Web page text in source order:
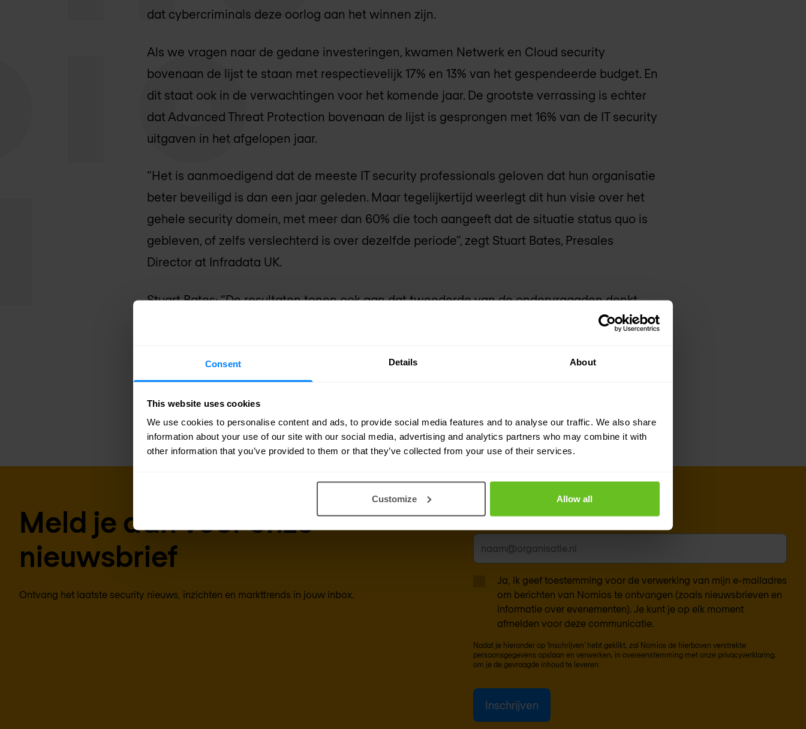
Consent Details About
This website uses cookies
We use cookies to personalise content and ads, to provide social media features and to analyse our traffic. We also share
information about your use of our site with our social media, advertising and analytics partners who may combine it with
other information that you’ve provided to them or that they’ve collected from your use of their services.
Customize Allow all
dat cybercriminals deze oorlog aan het winnen zijn.
Als we vragen naar de gedane investeringen, kwamen Netwerk en Cloud security
bovenaan de lijst te staan met respectievelijk 17% en 13% van het gespendeerde budget. En
dit staat ook in de verwachtingen voor het komende jaar. De grootste verrassing is echter
dat Advanced Threat Protection bovenaan de lijst is gesprongen met 16% van de IT security
uitgaven in het afgelopen jaar.
“Het is aanmoedigend dat de meeste IT security professionals geloven dat hun organisatie
beter beveiligd is dan een jaar geleden. Maar tegelijkertijd weerlegt dit hun visie over het
gehele security domein, met meer dan 60% die toch aangeeft dat de situatie status quo is
gebleven, of zelfs verslechterd is over dezelfde periode”, zegt Stuart Bates, Presales
Director at Infradata UK.
Stuart Bates: “De resultaten tonen ook aan dat tweederde van de ondervraagden denkt
dat cybercriminals – en niet de cyberheroes – in het voordeel zijn. We hebben ook een
Threat Protection. Dit is vermoedelijk veroorzaakt door recente aanvallen zoals WannaCry
en de Mirai worm, die een enorme impact hebben gehad op de heersende mening over
wie de IT security oorlog aan het winnen is.”
Meld je aan voor onze
nieuwsbrief
Ontvang het laatste security nieuws, inzichten en markttrends in jouw inbox.
Ja, ik geef toestemming voor de verwerking van mijn e-mailadres
om berichten van Nomios te ontvangen (zoals nieuwsbrieven en
informatie over evenementen). Je kunt je op elk moment
afmelden voor deze communicatie.
Nadat je hieronder op 'Inschrijven' hebt geklikt, zal Nomios de hierboven verstrekte
persoonsgegevens opslaan en verwerken, in overeenstemming met onze privacyverklaring,
om je de gevraagde inhoud te leveren.